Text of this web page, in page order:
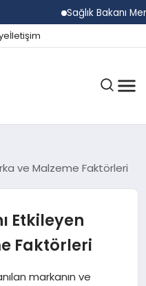
Sağlık Bakanı
İletişim
ve Malzeme Faktörleri
Etkileyen
Faktörleri
markanın ve